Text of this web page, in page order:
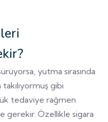
yutma sırasında
gibi
tedaviye rağmen
gerekir. Özellikle sigara